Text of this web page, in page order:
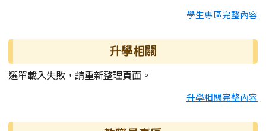
學生專區完整內容
升學相關
選單載入失敗，請重新整理頁面。
升學相關完整內容